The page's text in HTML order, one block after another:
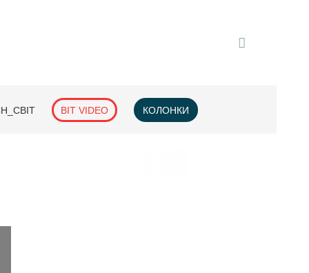
BIT VIDEO КОЛОНКИ